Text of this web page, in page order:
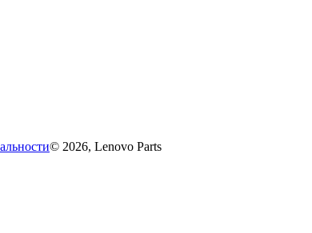
© 2026, Lenovo Parts